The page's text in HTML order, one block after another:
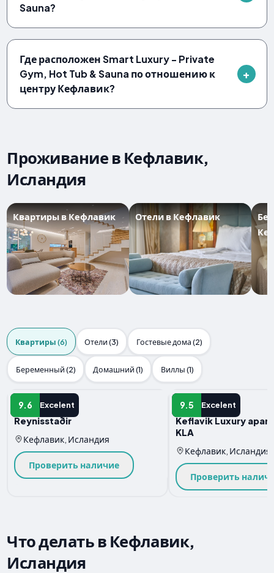
Sauna?
Где расположен Smart Luxury - Private
Gym, Hot Tub & Sauna по отношению к
центру Кефлавик?
Проживание в Кефлавик,
Исландия
Квартиры в Кефлавик Отели в Кефлавик
Квартиры (6) Отели (3) Гостевые дома (2)
Беременный (2) Домашний (1) Виллы (1)
9.6 Excelent
Квартира
Reynisstaðir
Кефлавик, Исландия
Проверить наличие
9.5 Excelent
Квартира
Keflavik Luxury
KLA
Кефлавик, Исландия
Проверить
Что делать в Кефлавик,
Исландия